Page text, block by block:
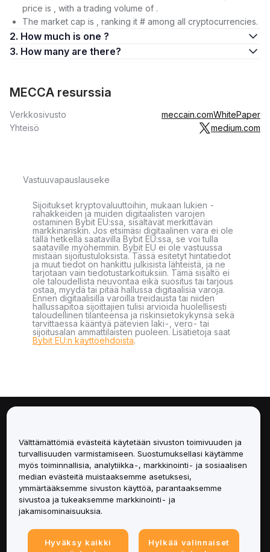
price is , with a trading volume of .
The market cap is , ranking it # among all cryptocurrencies.
2. How much is one ?
3. How many are there?
MECCA resurssia
Verkkosivusto meccain.comWhitePaper
Yhteisö
medium.com
Vastuuvapauslauseke
Sijoitukset kryptovaluuttoihin, mukaan lukien -
rahakkeiden ja muiden digitaalisten varojen
ostaminen Bybit EU:ssa, sisältävät merkittävän
markkinariskin. Jos etsimäsi digitaalinen vara ei ole
tällä hetkellä saatavilla Bybit EU:ssa, se voi tulla
saataville myöhemmin. Bybit EU ei ole vastuussa
mistään sijoitustuloksista. Tässä esitetyt hintatiedot
ja muut tiedot on hankittu julkisista lähteistä, ja ne
tarjotaan vain tiedotustarkoituksiin. Tämä sisältö ei
ole taloudellista neuvontaa eikä suositus tai tarjous
ostaa, myydä tai pitää hallussa digitaalisia varoja.
Ennen digitaalisilla varoilla treidausta tai niiden
hallussapitoa sijoittajien tulisi arvioida huolellisesti
taloudellinen tilanteensa ja riskinsietokykynsä sekä
tarvittaessa kääntyä pätevien laki-, vero- tai
sijoitusalan ammattilaisten puoleen. Lisätietoja saat
Bybit EU:n käyttöehdoista.
Palvelut
Tuki
Tuotteet
Lakiasiat
Välttämättömiä evästeitä käytetään sivuston toimivuuden ja
turvallisuuden varmistamiseen. Suostumuksellasi käytämme
myös toiminnallisia, analytiikka-, markkinointi- ja sosiaalisen
median evästeitä muistaaksemme asetuksesi,
ymmärtääksemme sivuston käyttöä, parantaaksemme
sivustoa ja tukeaksemme markkinointi- ja
jakamisominaisuuksia.
Hyväksy kaikki
Hylkää valinnaiset